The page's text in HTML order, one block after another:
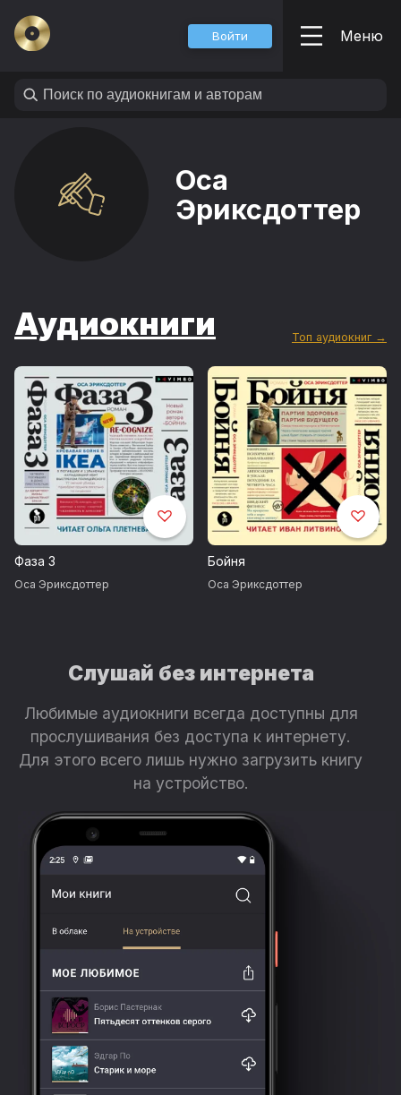
Войти Меню
Оса
Эриксдоттер
Аудиокниги Топ аудиокниг →
Фаза 3
Оса Эриксдоттер
Бойня
Оса Эриксдоттер
Слушай без интернета
Любимые аудиокниги всегда доступны для
прослушивания без доступа к интернету.
Для этого всего лишь нужно загрузить книгу
на устройство.